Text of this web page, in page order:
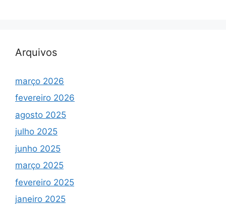
Arquivos
março 2026
fevereiro 2026
agosto 2025
julho 2025
junho 2025
março 2025
fevereiro 2025
janeiro 2025